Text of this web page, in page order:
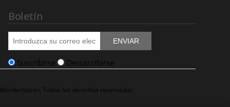
Boletín
ENVIAR
Suscribirse Desuscribirse
Todos los derechos reservados.